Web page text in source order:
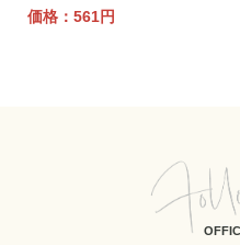
価格：561円